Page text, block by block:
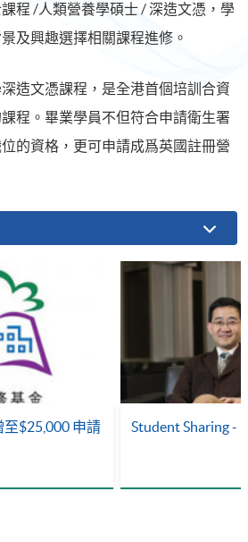
程 /人類營養學碩士 / 深造文憑，學
及興趣選擇相關課程進修。
造文憑課程，是全港首個培訓合資
程。畢業學員不但符合申請衛生署
的資格，更可申請成爲英國註冊營
$25,000 申請
Student Sharing -